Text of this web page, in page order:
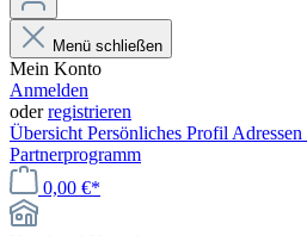
Menü schließen
Mein Konto
Anmelden
oderregistrieren
Übersicht Persönliches Profil Adressen
Partnerprogramm
0,00 €*